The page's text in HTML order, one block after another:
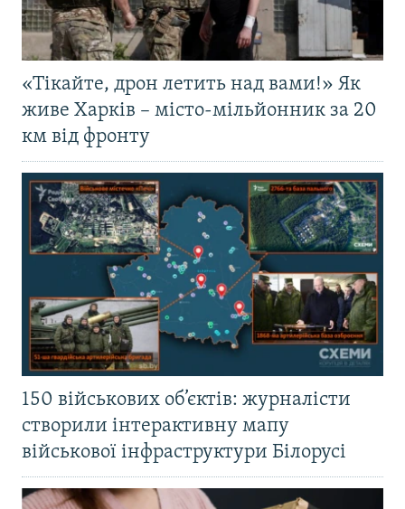
«Тікайте, дрон летить над вами!» Як
живе Харків – місто-мільйонник за 20
км від фронту
150 військових об’єктів: журналісти
створили інтерактивну мапу
військової інфраструктури Білорусі